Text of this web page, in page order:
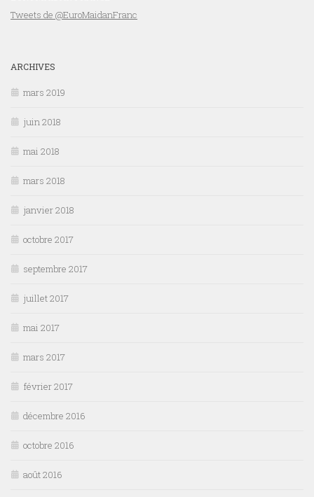
Tweets de @EuroMaidanFranc
ARCHIVES
mars 2019
juin 2018
mai 2018
mars 2018
janvier 2018
octobre 2017
septembre 2017
juillet 2017
mai 2017
mars 2017
février 2017
décembre 2016
octobre 2016
août 2016